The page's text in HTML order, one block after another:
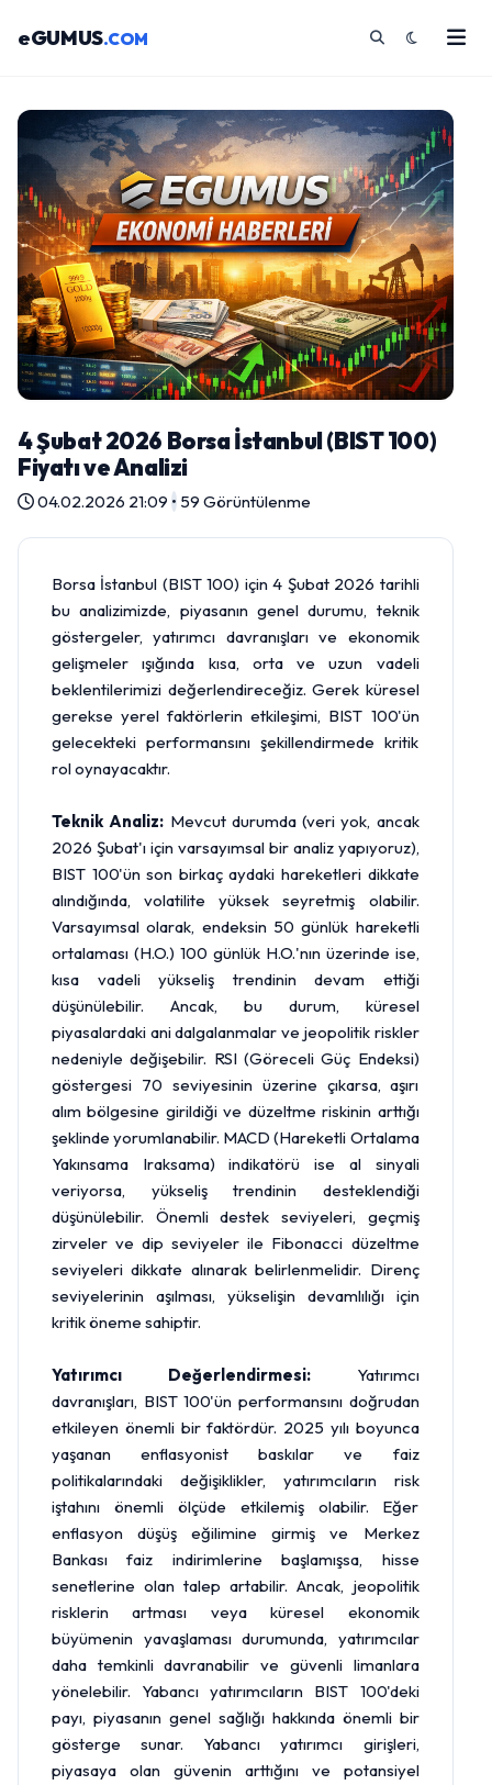
eGUMUS.COM
4 Şubat 2026 Borsa İstanbul (BIST 100)
Fiyatı ve Analizi
04.02.2026 21:09 • 59 Görüntülenme
Borsa İstanbul (BIST 100) için 4 Şubat 2026 tarihli
bu analizimizde, piyasanın genel durumu, teknik
göstergeler, yatırımcı davranışları ve ekonomik
gelişmeler ışığında kısa, orta ve uzun vadeli
beklentilerimizi değerlendireceğiz. Gerek küresel
gerekse yerel faktörlerin etkileşimi, BIST 100'ün
gelecekteki performansını şekillendirmede kritik
rol oynayacaktır.
Teknik Analiz: Mevcut durumda (veri yok, ancak
2026 Şubat'ı için varsayımsal bir analiz yapıyoruz),
BIST 100'ün son birkaç aydaki hareketleri dikkate
alındığında, volatilite yüksek seyretmiş olabilir.
Varsayımsal olarak, endeksin 50 günlük hareketli
ortalaması (H.O.) 100 günlük H.O.'nın üzerinde ise,
kısa vadeli yükseliş trendinin devam ettiği
düşünülebilir. Ancak, bu durum, küresel
piyasalardaki ani dalgalanmalar ve jeopolitik riskler
nedeniyle değişebilir. RSI (Göreceli Güç Endeksi)
göstergesi 70 seviyesinin üzerine çıkarsa, aşırı
alım bölgesine girildiği ve düzeltme riskinin arttığı
şeklinde yorumlanabilir. MACD (Hareketli Ortalama
Yakınsama Iraksama) indikatörü ise al sinyali
veriyorsa, yükseliş trendinin desteklendiği
düşünülebilir. Önemli destek seviyeleri, geçmiş
zirveler ve dip seviyeler ile Fibonacci düzeltme
seviyeleri dikkate alınarak belirlenmelidir. Direnç
seviyelerinin aşılması, yükselişin devamlılığı için
kritik öneme sahiptir.
Yatırımcı Değerlendirmesi:Yatırımcı
davranışları, BIST 100'ün performansını doğrudan
etkileyen önemli bir faktördür. 2025 yılı boyunca
yaşanan enflasyonist baskılar ve faiz
politikalarındaki değişiklikler, yatırımcıların risk
iştahını önemli ölçüde etkilemiş olabilir. Eğer
enflasyon düşüş eğilimine girmiş ve Merkez
Bankası faiz indirimlerine başlamışsa, hisse
senetlerine olan talep artabilir. Ancak, jeopolitik
risklerin artması veya küresel ekonomik
büyümenin yavaşlaması durumunda, yatırımcılar
daha temkinli davranabilir ve güvenli limanlara
yönelebilir. Yabancı yatırımcıların BIST 100'deki
payı, piyasanın genel sağlığı hakkında önemli bir
gösterge sunar. Yabancı yatırımcı girişleri,
piyasaya olan güvenin arttığını ve potansiyel